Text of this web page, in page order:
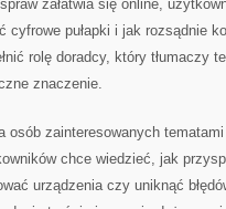
załatwia się online,
cyfrowe pułapki i jak rozsądnie
rolę doradcy, który tłumaczy
znaczenie.
osób zainteresowanych tematami
chce wiedzieć, jak
urządzenia czy uniknąć